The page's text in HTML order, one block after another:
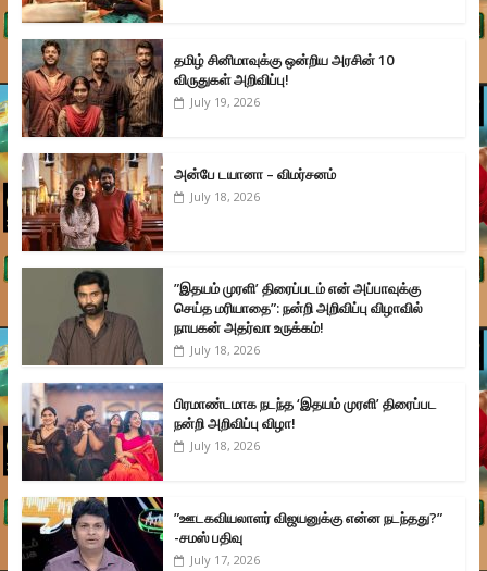
தமிழ் சினிமாவுக்கு ஒன்றிய அரசின் 10
விருதுகள் அறிவிப்பு!
July 19, 2026
அன்பே டயானா – விமர்சனம்
July 18, 2026
”இதயம் முரளி’ திரைப்படம் என் அப்பாவுக்கு
செய்த மரியாதை”: நன்றி அறிவிப்பு விழாவில்
நாயகன் அதர்வா உருக்கம்!
July 18, 2026
பிரமாண்டமாக நடந்த ‘இதயம் முரளி’ திரைப்பட
நன்றி அறிவிப்பு விழா!
July 18, 2026
”ஊடகவியலாளர் விஜயனுக்கு என்ன நடந்தது?”
-சமஸ் பதிவு
July 17, 2026